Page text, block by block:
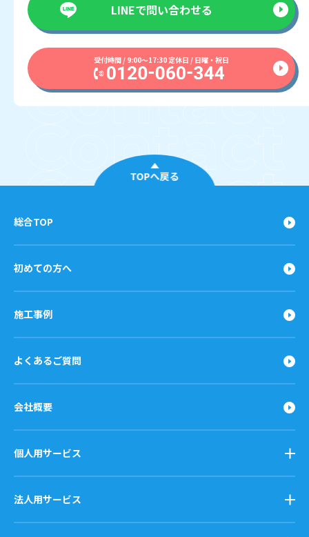
LINEで問い合わせる
受付時間 / 9:00〜17:30 定休日 / 日曜・祝日
TOPへ戻る
総合TOP
初めての方へ
施工事例
よくあるご質問
会社概要
個人用サービス
法人用サービス